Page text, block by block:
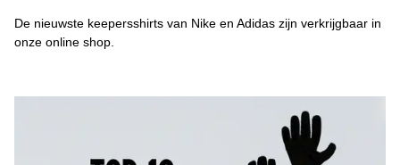
De nieuwste keepersshirts van Nike en Adidas zijn verkrijgbaar in
onze online shop.